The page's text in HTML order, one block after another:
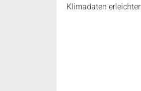
Klimadaten